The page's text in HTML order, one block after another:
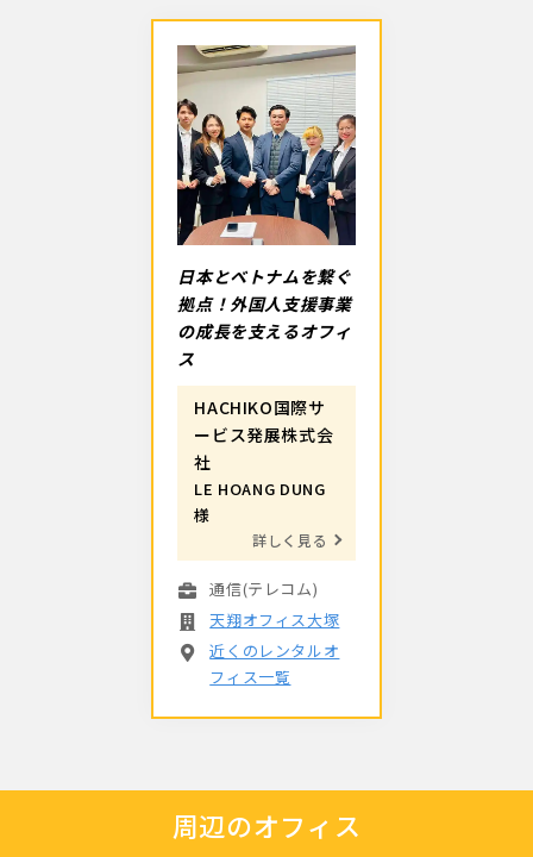
日本とベトナムを繋ぐ
拠点！外国人支援事業
の成長を支えるオフィ
ス
HACHIKO国際サ
ービス発展株式会
社
LE HOANG DUNG
様
詳しく見る
通信(テレコム)
天翔オフィス大塚
近くのレンタルオ
フィス一覧
周辺のオフィス